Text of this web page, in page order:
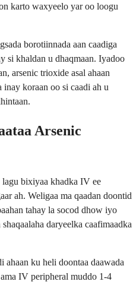
karto waxyeelo yar oo loogu
borotiinnada aan caadiga
si khaldan u dhaqmaan. Iyadoo
arsenic trioxide asal ahaan
inay koraan oo si caadi ah u
Arsenic
bixiyaa khadka IV ee
ah. Weligaa ma qaadan doontid
tahay la socod dhow iyo
daryeelka caafimaadka
ahaan ku heli doontaa daawada
IV peripheral muddo 1-4